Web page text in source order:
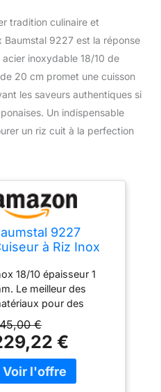
tradition culinaire et
Baumstal 9227 est la réponse
inoxydable 18/10 de
20 cm promet une cuisson
les saveurs authentiques si
Un indispensable
un riz cuit à la perfection
9227
à Riz Inox
18/10 épaisseur 1
Le meilleur des
pour des
de cuisson
et sains.
: A vie Capacité:
Litre(s) Matière : Inox
10 Description du
€
€